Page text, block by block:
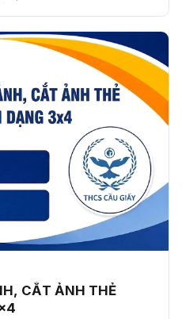
CẮT ẢNH THẺ